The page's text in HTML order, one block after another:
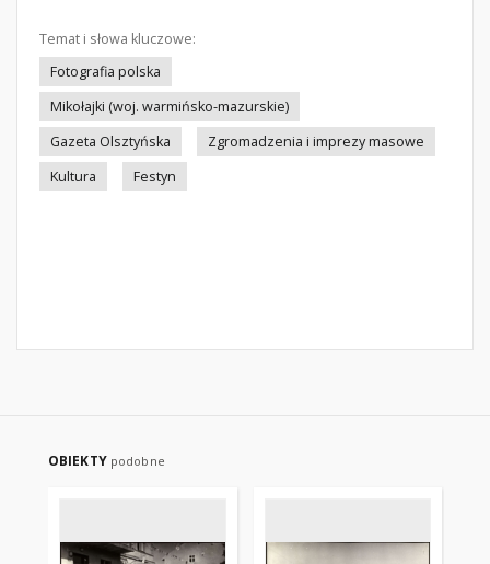
Temat i słowa kluczowe:
Fotografia polska
Mikołajki (woj. warmińsko-mazurskie)
Gazeta Olsztyńska
Zgromadzenia i imprezy masowe
Kultura
Festyn
OBIEKTY podobne